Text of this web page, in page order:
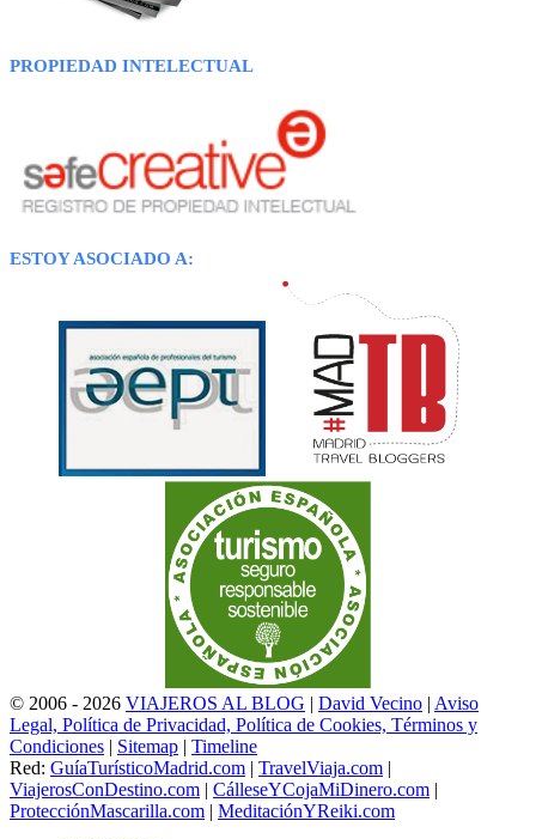
PROPIEDAD INTELECTUAL
ESTOY ASOCIADO A:
© 2006 - 2026 VIAJEROS AL BLOG | David Vecino | Aviso
Legal, Política de Privacidad, Política de Cookies, Términos y
Condiciones | Sitemap | Timeline
Red: GuíaTurísticoMadrid.com | TravelViaja.com |
ViajerosConDestino.com | CálleseYCojaMiDinero.com |
ProtecciónMascarilla.com | MeditaciónYReiki.com